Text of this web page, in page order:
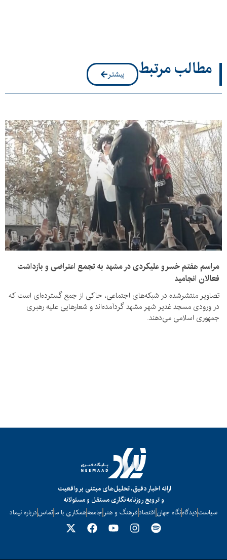
مطالب مرتبط بیشتر
مراسم هفتم خسرو علیکردی در مشهد به تجمع اعتراضی و بازداشت
فعالان انجامید
تصاویر منتشرشده در شبکه‌های اجتماعی، حاکی از جمع گسترده‌ای است که
در ورودی مسجد غدیر شهر مشهد گردآمده‌اند و شعارهایی علیه رهبری
جمهوری اسلامی می‌دهند.
ارائه اخبار دقیق، تحلیل‌های مبتنی بر واقعیت
و ترویج روزنامه‌نگاری مستقل و مسئولانه
سیاستدیدگاهنگاه جهاناقتصادفرهنگ و هنر جامعههمکاری با ماتماسدرباره نیماد